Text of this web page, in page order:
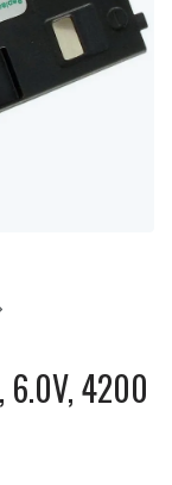
6.0V, 4200